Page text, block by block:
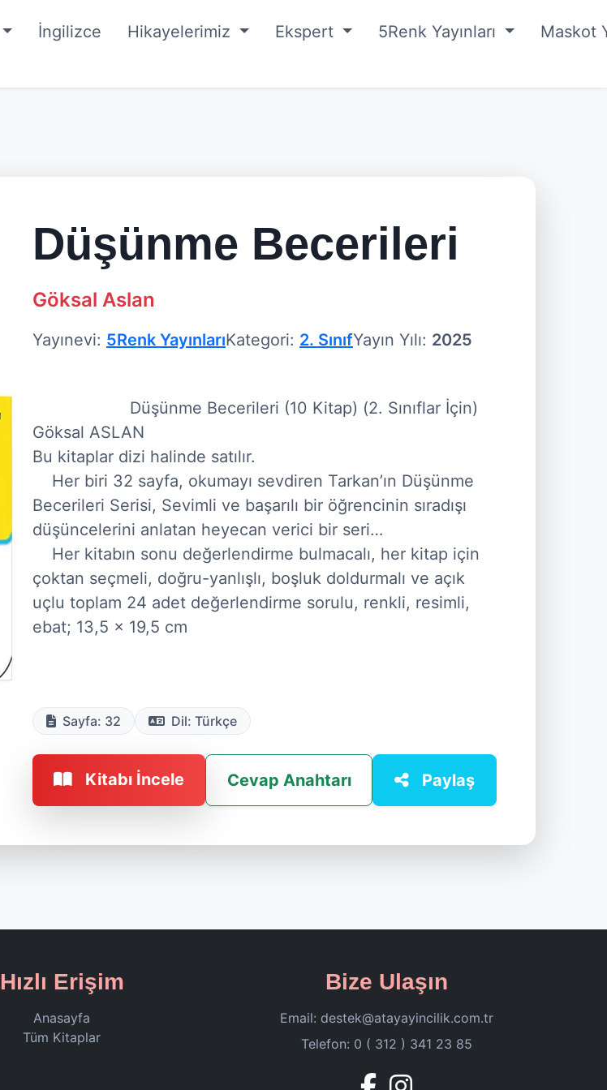
İngilizce Hikayelerimiz Ekspert 5Renk Yayınları Maskot
Düşünme Becerileri
Göksal Aslan
Yayınevi: 5Renk YayınlarıKategori: 2. SınıfYayın Yılı: 2025
Göksal ASLAN
Bu kitaplar dizi halinde satılır.
Becerileri Serisi, Sevimli ve başarılı bir öğrencinin sıradışı
düşüncelerini anlatan heyecan verici bir seri…
çoktan seçmeli, doğru-yanlışlı, boşluk doldurmalı ve açık
uçlu toplam 24 adet değerlendirme sorulu, renkli, resimli,
ebat; 13,5 x 19,5 cm
Sayfa: 32 Dil: Türkçe
Kitabı İncele Cevap Anahtarı Paylaş
Hızlı Erişim
Anasayfa
Tüm Kitaplar
Bize Ulaşın
Email: destek@atayayincilik.com.tr
Telefon: 0 ( 312 ) 341 23 85